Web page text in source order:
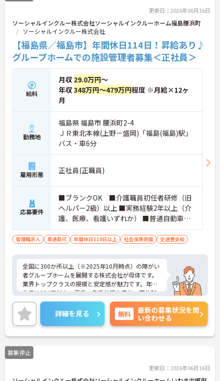
更新日：2026年06月16日
ソーシャルインクルー株式会社ソーシャルインクルーホーム福島腰浜町
ソーシャルインクルー株式会社
【福島県／福島市】年間休日114日！昇給あり♪
グループホームでの施設管理者募集＜正社員＞
給料
月収 29.0万円～
年収348万円～479万円程度 ※月給×12ヶ
月
勤務地
福島県 福島市 腰浜町2-4
ＪＲ東北本線(上野－盛岡)「福島(福島)駅」
バス・車6分
雇用形態 正社員(正職員)
応募要件
■ブランクOK ■介護職員初任者研修（旧
ヘルパー2級）以上 ■実務経験2年以上（介
護、医療、看護いずれか） ■普通自動車運
転免許(AT限定可) ※管理業務に就かれて
いた方歓迎
管理職求人 車通勤可 年間休日110日以上 社会保険完備 交通費支給
全国に300か所以上（※2025年10月時点）の障がい
者グループホームを展開する株式会社が母体です。
業界トップクラスの規模と安定感が魅力です。年間
休日は114日以上、夏季・冬季休暇や産休・育休制
度もしっかり整っており、プライベートとの両立も
可能。これまでのご経験を活かし、新しいキャリア
を築きたい方、ぜひご応募ください。20代から60代
まで、幅広い年代の方が活躍できる職場です。ご興
味のある方は詳細等をお伝えしますので、お気軽に
お問い合わせください。
詳細を見る 無料
最新の募集状況を問
い合わせる
募集停止
更新日：2026年06月16日